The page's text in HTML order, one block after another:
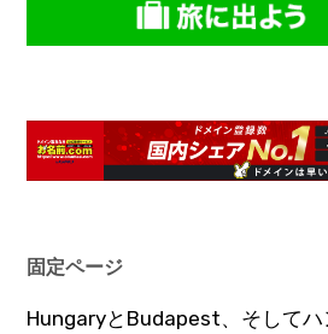
固定ページ
HungaryとBudapest、そしてハ